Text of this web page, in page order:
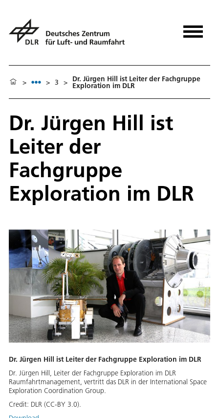
> > 3 > Dr. Jürgen Hill ist Leiter der Fachgruppe
Exploration im DLR
Dr. Jürgen Hill ist
Leiter der
Fachgruppe
Exploration im DLR
Dr. Jürgen Hill ist Leiter der Fachgruppe Exploration im DLR
Dr. Jürgen Hill, Leiter der Fachgruppe Exploration im DLR
Raumfahrtmanagement, vertritt das DLR in der International Space
Exploration Coordination Group.
Credit: DLR (CC-BY 3.0).